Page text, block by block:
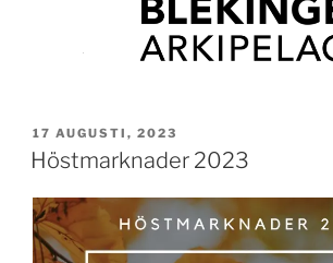
PUBLICERAT
17 AUGUSTI, 2023
Höstmarknader 2023